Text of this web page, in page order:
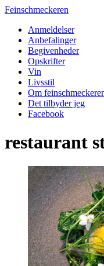
Feinschmeckeren
Anmeldelser
Anbefalinger
Begivenheder
Opskrifter
Vin
Livsstil
Om
Det tilbyder jeg
Facebook
restaurant